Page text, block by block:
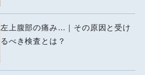
左上腹部の痛み…｜その原因と受け
るべき検査とは？